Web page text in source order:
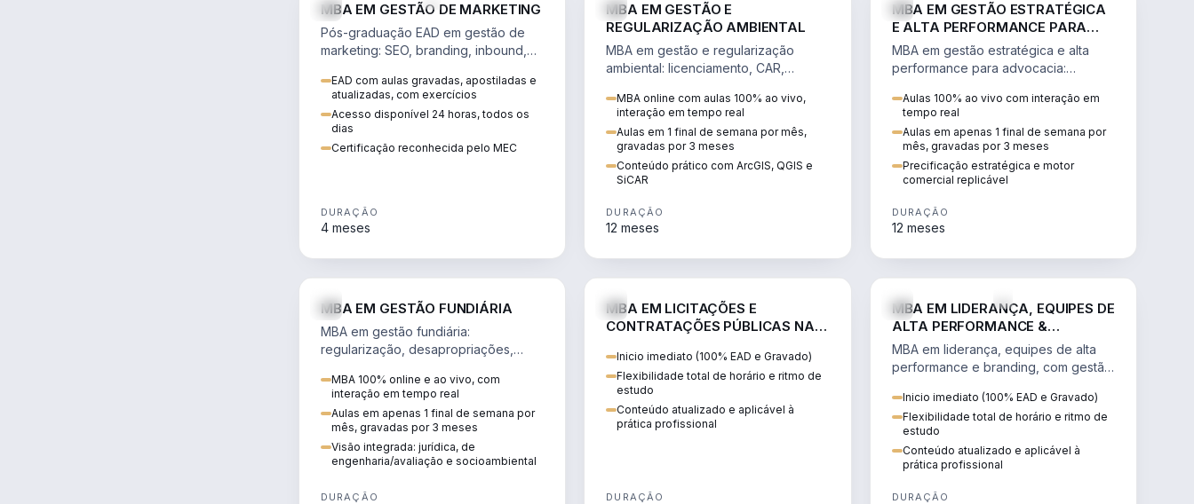
MBA EM GESTÃO DE MARKETING
Pós-graduação EAD em gestão de
marketing: SEO, branding, inbound,
decisões orientadas por dados.
EAD com aulas gravadas, apostiladas e
atualizadas, com exercícios
Acesso disponível 24 horas, todos os
dias
Certificação reconhecida pelo MEC
DURAÇÃO
4 meses
MBA EM GESTÃO E
REGULARIZAÇÃO AMBIENTAL
MBA em gestão e regularização
ambiental: licenciamento, CAR,
perícia ambiental com ArcGIS, QGIS e
SiCAR.
MBA online com aulas 100% ao vivo,
interação em tempo real
Aulas em 1 final de semana por mês,
gravadas por 3 meses
Conteúdo prático com ArcGIS, QGIS e
SiCAR
DURAÇÃO
12 meses
MBA EM GESTÃO ESTRATÉGICA
E ALTA PERFORMANCE PARA
ADVOCACIA
MBA em gestão estratégica e alta
performance para advocacia:
escalável, lucrativo e bem
precificado.
Aulas 100% ao vivo com interação em
tempo real
Aulas em apenas 1 final de semana por
mês, gravadas por 3 meses
Precificação estratégica e motor
comercial replicável
DURAÇÃO
12 meses
MBA EM GESTÃO FUNDIÁRIA
MBA em gestão fundiária:
regularização, desapropriações,
ambiental em projetos de
infraestrutura.
MBA 100% online e ao vivo, com
interação em tempo real
Aulas em apenas 1 final de semana por
mês, gravadas por 3 meses
Visão integrada: jurídica, de
engenharia/avaliação e socioambiental
DURAÇÃO
MBA EM LICITAÇÕES E
CONTRATAÇÕES PÚBLICAS NA
Inicio imediato (100% EAD e Gravado)
Flexibilidade total de horário e ritmo de
estudo
Conteúdo atualizado e aplicável à
prática profissional
DURAÇÃO
MBA EM LIDERANÇA, EQUIPES DE
ALTA PERFORMANCE &
BRANDING
MBA em liderança, equipes de alta
performance e branding, com gestão
e comunicação persuasiva.
Inicio imediato (100% EAD e Gravado)
Flexibilidade total de horário e ritmo de
estudo
Conteúdo atualizado e aplicável à
prática profissional
DURAÇÃO